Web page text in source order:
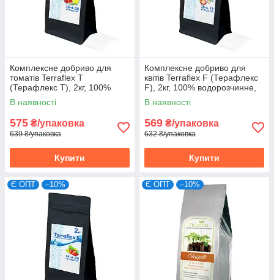
Комплексне добриво для
томатів Terraflex T
(Терафлекс T), 2кг, 100%
водорозчинне, 15-8-25+3,5
MgO+TE
В наявності
575 ₴/упаковка
639 ₴/упаковка
Купити
Комплексне добриво для
квітів Terraflex F (Терафлекс
F), 2кг, 100% водорозчинне,
18-6-19+3MgO+TE
В наявності
569 ₴/упаковка
632 ₴/упаковка
Купити
Є ОПТ –10% Є ОПТ –10%